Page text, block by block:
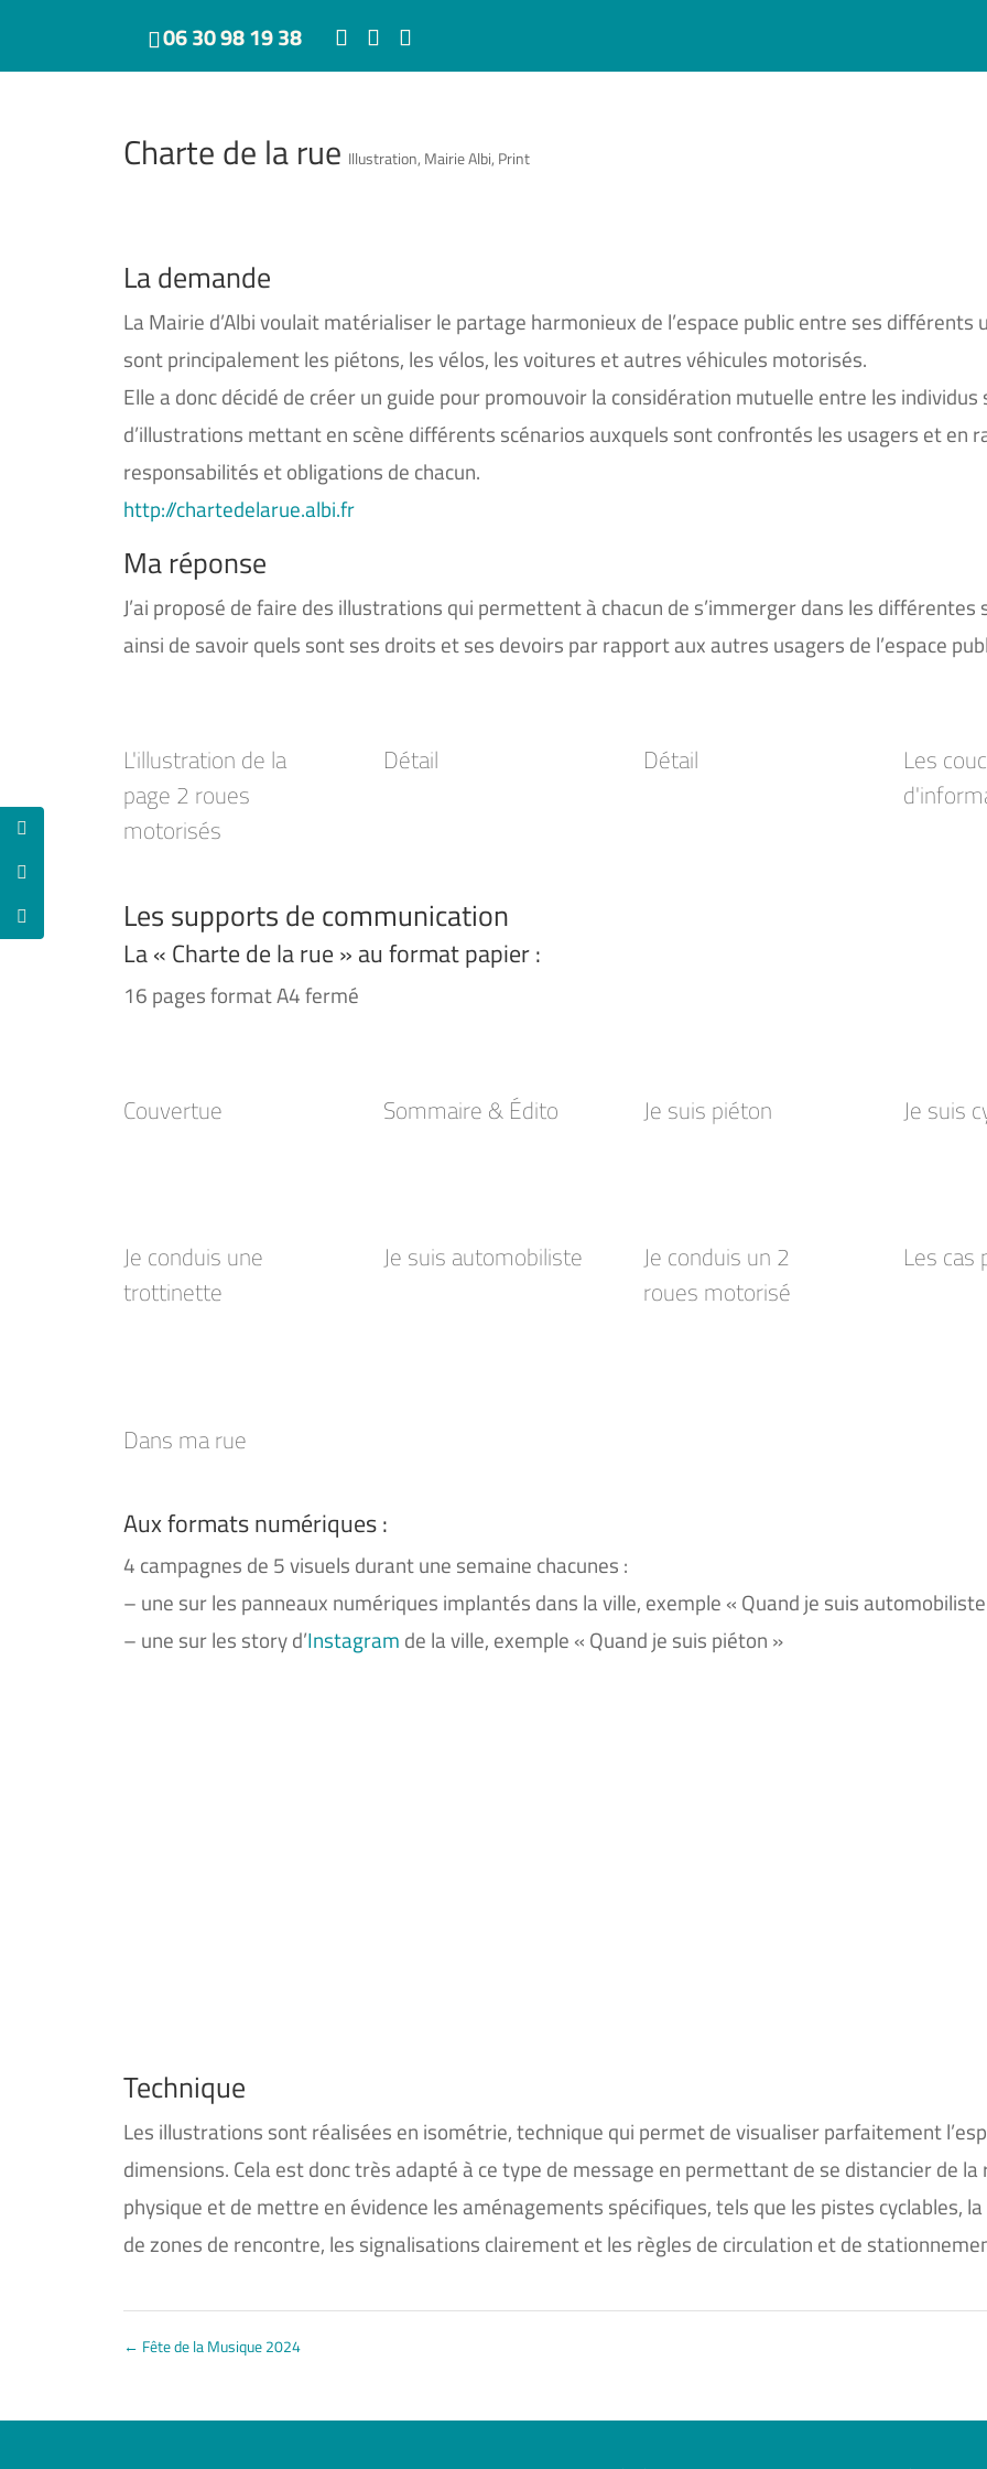
06 30 98 19 38
Charte de la rue Illustration, Mairie Albi, Print
La demande
La Mairie d’Albi voulait matérialiser le partage harmonieux de l’espace public entre ses différents
sont principalement les piétons, les vélos, les voitures et autres véhicules motorisés.
Elle a donc décidé de créer un guide pour promouvoir la considération mutuelle entre les
d’illustrations mettant en scène différents scénarios auxquels sont confrontés les usagers et en
responsabilités et obligations de chacun.
http://chartedelarue.albi.fr
Ma réponse
J’ai proposé de faire des illustrations qui permettent à chacun de s’immerger dans les
ainsi de savoir quels sont ses droits et ses devoirs par rapport aux autres usagers de l’espace
L'illustration de la
page 2 roues
motorisés
Détail Détail
Les
Les supports de communication
La « Charte de la rue » au format papier :
16 pages format A4 fermé
Couvertue Sommaire & Édito Je suis piéton Je suis
Je conduis une
trottinette
Je suis automobiliste
Je conduis un 2
roues motorisé
Les cas
Dans ma rue
Aux formats numériques :
4 campagnes de 5 visuels durant une semaine chacunes :
– une sur les panneaux numériques implantés dans la ville, exemple « Quand je suis
– une sur les story d’Instagram de la ville, exemple « Quand je suis piéton »
Technique
Les illustrations sont réalisées en isométrie, technique qui permet de visualiser parfaitement
dimensions. Cela est donc très adapté à ce type de message en permettant de se distancier de
physique et de mettre en évidence les aménagements spécifiques, tels que les pistes cyclables,
de zones de rencontre, les signalisations clairement et les règles de circulation et de
← Fête de la Musique 2024